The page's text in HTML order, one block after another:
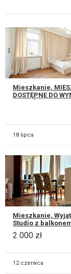
Mieszkanie,
DOSTĘPNE DO
18 lipca
Mieszkanie,
Studio z
Lublina – ul.
Szukasz miejsca
2 000 zł
12 czerwca